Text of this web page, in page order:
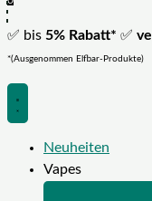
✅ bis 5% Rabatt* ✅
*(Ausgenommen Elfbar-Produkte)
Neuheiten
Vapes